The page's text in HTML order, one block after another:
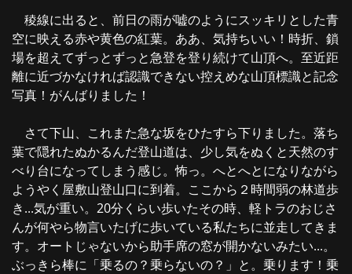
稜線に出ると、前日の雨が嘘のようにスッキリとした青
空に映える赤や黄色の紅葉。ああ、気持ちいい！時折、鎖
場を超えてずっとずっと急登を登り続けて山頂へ。至近距
離に近づかなければ認識できない控えめな山頂標識と記念
写真！がんばりました！
さて下山、これまた急な坂をひたすら下りました。落ち
葉で隠れたぬかるんだ登山道は、少し気をぬくと天然のす
べり台になってしまう感じ。怖っ。へとへとになりながら
ようやく屋敷山登山口に到着。ここから２時間弱の林道歩
き...気が重い。20分くらい歩いたその時、軽トラのおじさ
んが何やら物言いたげに歩いている私たちに並走してきま
す。オートじゃないから助手席の窓が開かないみたい...。
ぶっきら棒に「乗るの？乗らないの？」と。乗ります！乗